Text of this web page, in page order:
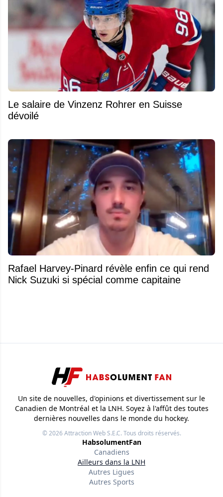
Le salaire de Vinzenz Rohrer en Suisse
dévoilé
Rafael Harvey-Pinard révèle enfin ce qui rend
Nick Suzuki si spécial comme capitaine
Un site de nouvelles, d'opinions et divertissement sur le
Canadien de Montréal et la LNH. Soyez à l'affût des toutes
dernières nouvelles dans le monde du hockey.
© 2026Attraction Web S.E.C.Tous droits réservés.
HabsolumentFan
Canadiens
Ailleurs dans la LNH
Autres Ligues
Autres Sports